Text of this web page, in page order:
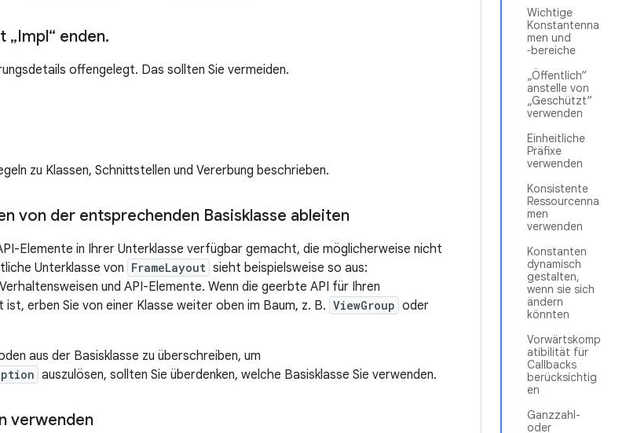
Wichtige
Konstantenna
men und
‑bereiche
„Öffentlich“
anstelle von
„Geschützt“
verwenden
Einheitliche
Präfixe
verwenden
Konsistente
Ressourcenna
men
verwenden
Konstanten
dynamisch
gestalten,
wenn sie sich
ändern
könnten
Vorwärtskomp
atibilität für
Callbacks
berücksichtig
en
Ganzzahl-
oder
„Impl“ enden.
offengelegt. Das sollten Sie vermeiden.
zu Klassen, Schnittstellen und Vererbung beschrieben.
von der entsprechenden Basisklasse ableiten
Elemente in Ihrer Unterklasse verfügbar gemacht, die möglicherweise nicht
Unterklasse von FrameLayout sieht beispielsweise so aus:
und API-Elemente. Wenn die geerbte API für Ihren
erben Sie von einer Klasse weiter oben im Baum, z. B. ViewGroup oder
aus der Basisklasse zu überschreiben, um
auszulösen, sollten Sie überdenken, welche Basisklasse Sie verwenden.
verwenden